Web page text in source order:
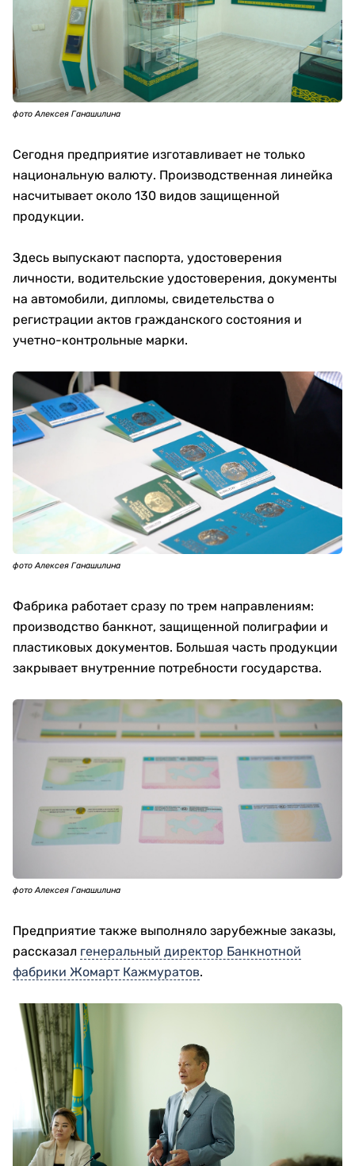
фото Алексея Ганашилина
Сегодня предприятие изготавливает не только
национальную валюту. Производственная линейка
насчитывает около 130 видов защищенной
продукции.
Здесь выпускают паспорта, удостоверения
личности, водительские удостоверения, документы
на автомобили, дипломы, свидетельства о
регистрации актов гражданского состояния и
учетно-контрольные марки.
фото Алексея Ганашилина
Фабрика работает сразу по трем направлениям:
производство банкнот, защищенной полиграфии и
пластиковых документов. Большая часть продукции
закрывает внутренние потребности государства.
фото Алексея Ганашилина
Предприятие также выполняло зарубежные заказы,
рассказал генеральный директор Банкнотной
фабрики Жомарт Кажмуратов.